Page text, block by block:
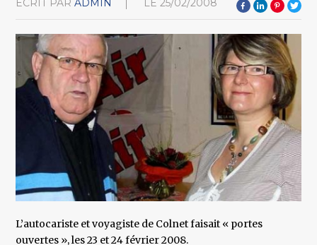
ÉCRIT PAR ADMIN LE 25/02/2008
L’autocariste et voyagiste de Colnet faisait « portes
ouvertes », les 23 et 24 février 2008.